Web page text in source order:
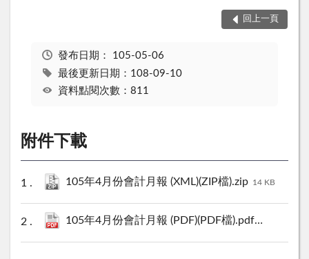
回上一頁
發布日期： 105-05-06
最後更新日期：108-09-10
資料點閱次數：811
附件下載
105年4月份會計月報 (XML)(ZIP檔).zip 14 KB
105年4月份會計月報 (PDF)(PDF檔).pdf 2217 KB